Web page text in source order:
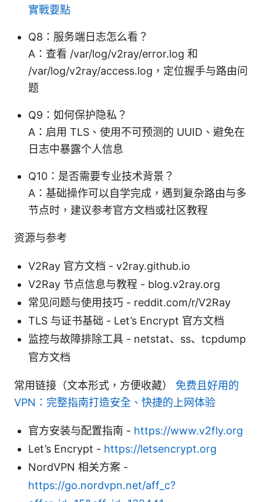
實戰要點
Q8：服务端日志怎么看？
A：查看 /var/log/v2ray/error.log 和
/var/log/v2ray/access.log，定位握手与路由问
题
Q9：如何保护隐私？
A：启用 TLS、使用不可预测的 UUID、避免在
日志中暴露个人信息
Q10：是否需要专业技术背景？
A：基础操作可以自学完成，遇到复杂路由与多
节点时，建议参考官方文档或社区教程
资源与参考
V2Ray 官方文档 - v2ray.github.io
V2Ray 节点信息与教程 - blog.v2ray.org
常见问题与使用技巧 - reddit.com/r/V2Ray
TLS 与证书基础 - Let’s Encrypt 官方文档
监控与故障排除工具 - netstat、ss、tcpdump
官方文档
常用链接（文本形式，方便收藏） 免费且好用的
VPN：完整指南打造安全、快捷的上网体验
官方安装与配置指南 - https://www.v2fly.org
Let’s Encrypt - https://letsencrypt.org
NordVPN 相关方案 -
https://go.nordvpn.net/aff_c?